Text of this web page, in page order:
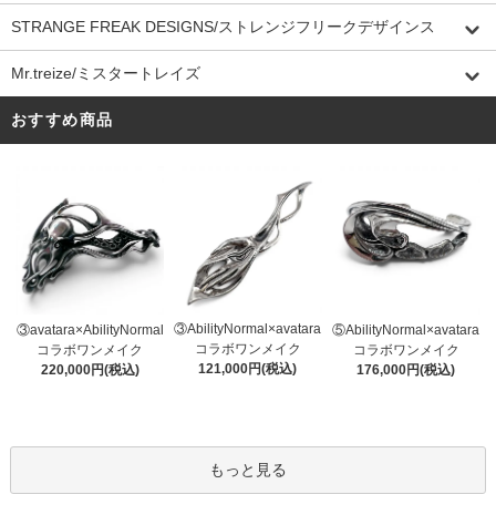
STRANGE FREAK DESIGNS/ストレンジフリークデザインス
Mr.treize/ミスタートレイズ
おすすめ商品
③avatara×AbilityNormal
コラボワンメイク
220,000円(税込)
③AbilityNormal×avatara
コラボワンメイク
121,000円(税込)
⑤AbilityNormal×avatara
コラボワンメイク
176,000円(税込)
もっと見る